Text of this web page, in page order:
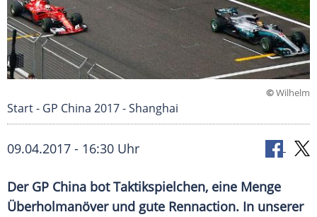
©Wilhelm
Start - GP China 2017 - Shanghai
09.04.2017 - 16:30 Uhr
Der GP China bot Taktikspielchen, eine Menge
Überholmanöver und gute Rennaction. In unserer